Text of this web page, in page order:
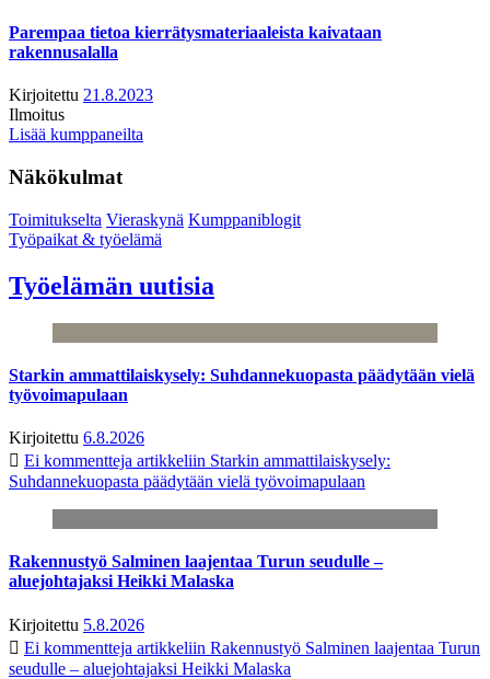
Parempaa tietoa kierrätysmateriaaleista kaivataan
rakennusalalla
Kirjoitettu 21.8.2023
Ilmoitus
Lisää kumppaneilta
Näkökulmat
Toimitukselta Vieraskynä Kumppaniblogit
Työpaikat & työelämä
Työelämän uutisia
Starkin ammattilaiskysely: Suhdannekuopasta päädytään vielä
työvoimapulaan
Kirjoitettu 6.8.2026
Ei kommentteja artikkeliin Starkin ammattilaiskysely:
Suhdannekuopasta päädytään vielä työvoimapulaan
Rakennustyö Salminen laajentaa Turun seudulle –
aluejohtajaksi Heikki Malaska
Kirjoitettu 5.8.2026
Ei kommentteja artikkeliin Rakennustyö Salminen laajentaa Turun
seudulle – aluejohtajaksi Heikki Malaska